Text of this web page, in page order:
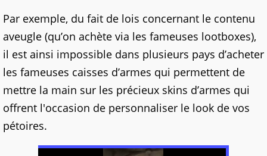
Par exemple, du fait de lois concernant le contenu
aveugle (qu’on achète via les fameuses lootboxes),
il est ainsi impossible dans plusieurs pays d’acheter
les fameuses caisses d’armes qui permettent de
mettre la main sur les précieux skins d’armes qui
offrent l'occasion de personnaliser le look de vos
pétoires.